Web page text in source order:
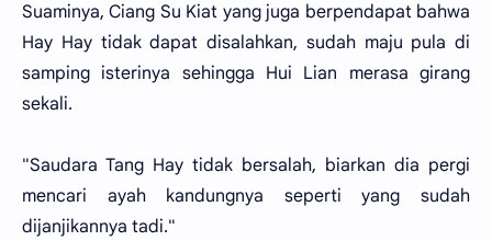
Suaminya, Ciang Su Kiat yang juga berpendapat bahwa
Hay Hay tidak dapat disalahkan, sudah maju pula di
samping isterinya sehingga Hui Lian merasa girang
sekali.
"Saudara Tang Hay tidak bersalah, biarkan dia pergi
mencari ayah kandungnya seperti yang sudah
dijanjikannya tadi."